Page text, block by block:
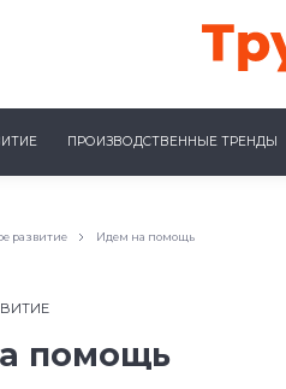
ПРОИЗВОДСТВЕННЫЕ ТРЕНДЫ
развитие Идем на помощь
помощь